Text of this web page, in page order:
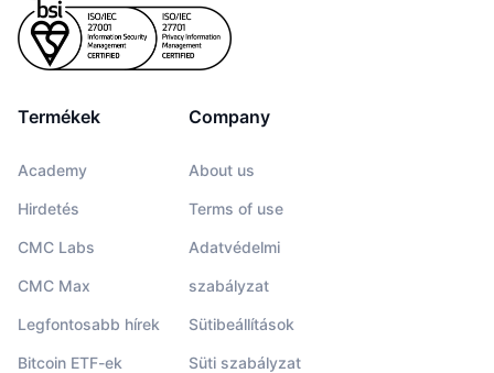
Termékek
Academy
Hirdetés
CMC Labs
CMC Max
Legfontosabb hírek
Bitcoin ETF-ek
Company
About us
Terms of use
Adatvédelmi
szabályzat
Sütibeállítások
Süti szabályzat